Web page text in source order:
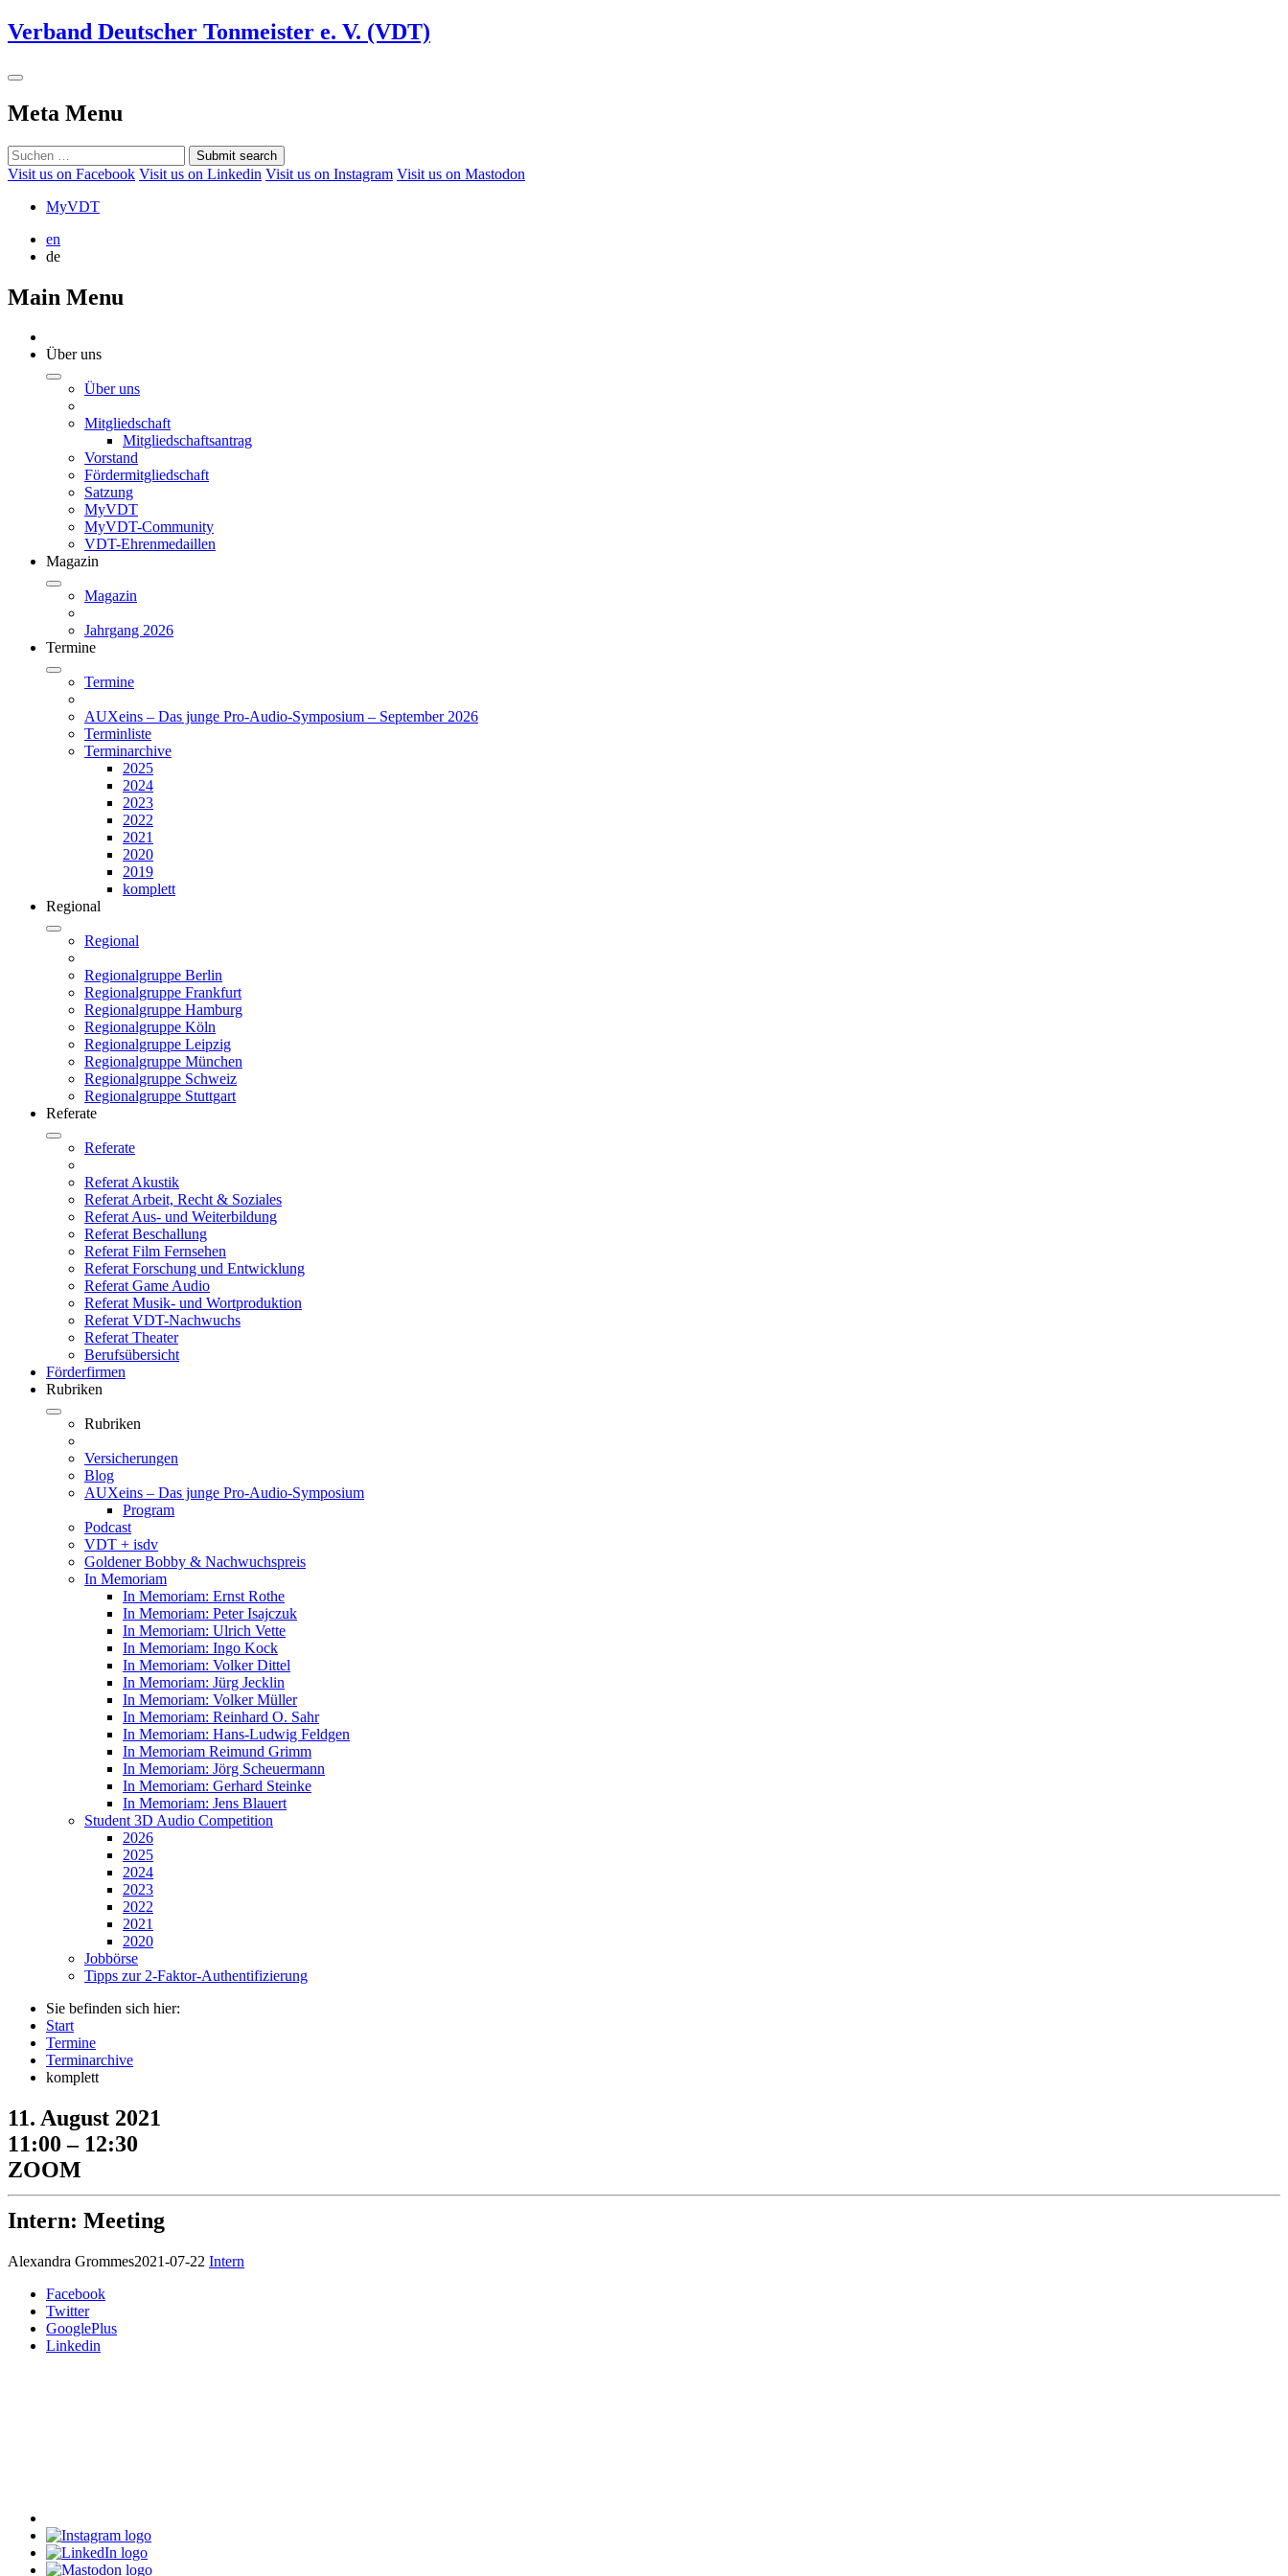
Verband Deutscher Tonmeister e. V. (VDT)
Meta Menu
Submit search
Visit us on Facebook Visit us on Linkedin Visit us on Instagram Visit us on Mastodon
MyVDT
en
de
Main Menu
Über uns
Über uns
Mitgliedschaft
Mitgliedschaftsantrag
Vorstand
Fördermitgliedschaft
Satzung
MyVDT
MyVDT-Community
VDT-Ehrenmedaillen
Magazin
Magazin
Jahrgang 2026
Termine
Termine
AUXeins – Das junge Pro-Audio-Symposium – September 2026
Terminliste
Terminarchive
2025
2024
2023
2022
2021
2020
2019
komplett
Regional
Regional
Regionalgruppe Berlin
Regionalgruppe Frankfurt
Regionalgruppe Hamburg
Regionalgruppe Köln
Regionalgruppe Leipzig
Regionalgruppe München
Regionalgruppe Schweiz
Regionalgruppe Stuttgart
Referate
Referate
Referat Akustik
Referat Arbeit, Recht & Soziales
Referat Aus- und Weiterbildung
Referat Beschallung
Referat Film Fernsehen
Referat Forschung und Entwicklung
Referat Game Audio
Referat Musik- und Wortproduktion
Referat VDT-Nachwuchs
Referat Theater
Berufsübersicht
Förderfirmen
Rubriken
Rubriken
Versicherungen
Blog
AUXeins – Das junge Pro-Audio-Symposium
Program
Podcast
VDT + isdv
Goldener Bobby & Nachwuchspreis
In Memoriam
In Memoriam: Ernst Rothe
In Memoriam: Peter Isajczuk
In Memoriam: Ulrich Vette
In Memoriam: Ingo Kock
In Memoriam: Volker Dittel
In Memoriam: Jürg Jecklin
In Memoriam: Volker Müller
In Memoriam: Reinhard O. Sahr
In Memoriam: Hans-Ludwig Feldgen
In Memoriam Reimund Grimm
In Memoriam: Jörg Scheuermann
In Memoriam: Gerhard Steinke
In Memoriam: Jens Blauert
Student 3D Audio Competition
2026
2025
2024
2023
2022
2021
2020
Jobbörse
Tipps zur 2-Faktor-Authentifizierung
Sie befinden sich hier:
Start
Termine
Terminarchive
komplett
11. August 2021
11:00 – 12:30
ZOOM
Intern: Meeting
Alexandra Grommes2021-07-22 Intern
Facebook
Twitter
GooglePlus
Linkedin